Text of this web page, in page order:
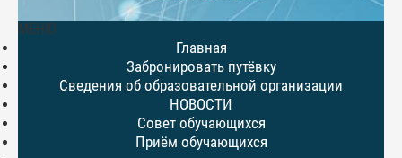
МЕНЮ
Главная
Забронировать путёвку
Сведения об образовательной организации
НОВОСТИ
Совет обучающихся
Приём обучающихся